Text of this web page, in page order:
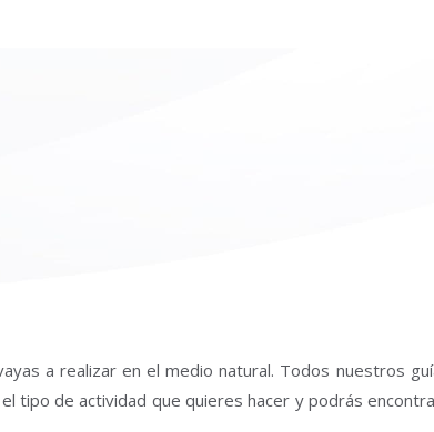
a realizar en el medio natural. Todos nuestros
tipo de actividad que quieres hacer y podrás